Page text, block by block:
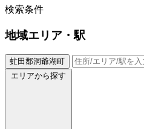
検索条件
地域エリア・駅
虻田郡洞爺湖町
エリアから探す